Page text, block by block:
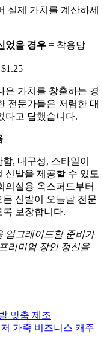
실제 가치를 계산하세
었을 경우 = 착용당
$1.25
은 가치를 창출하는 경
전문가들은 저렴한 대
다고 답했습니다.
, 내구성, 스타일이
신발을 제공할 수 있도
의실용 옥스퍼드부터
신발이 오늘날 전문
보장합니다.
업그레이드할 준비가
리미엄 장인 정신을
맞춤 제조
가죽 비즈니스 캐주